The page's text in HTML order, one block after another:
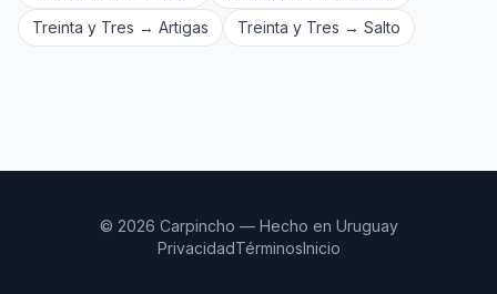
Treinta y Tres → Artigas
Treinta y Tres → Salto
© 2026 Carpincho — Hecho en Uruguay
PrivacidadTérminosInicio